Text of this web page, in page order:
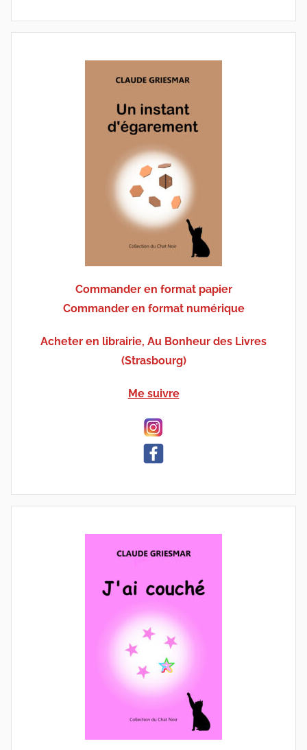
Commander en format papier
Commander en format numérique
Acheter en librairie, Au Bonheur des Livres
(Strasbourg)
Me suivre